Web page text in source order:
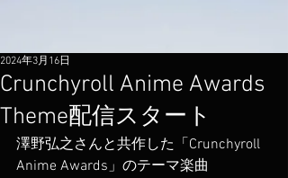
Crunchyroll Anime Awards
Theme配信スタート
2024年3月16日
澤野弘之さんと共作した「Crunchyroll
Anime Awards」のテーマ楽曲